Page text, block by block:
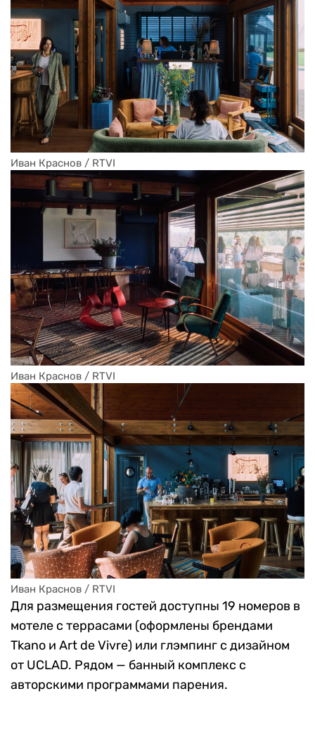
Иван Краснов / RTVI
Иван Краснов / RTVI
Иван Краснов / RTVI
Для размещения гостей доступны 19 номеров в
мотеле с террасами (оформлены брендами
Tkano и Art de Vivre) или глэмпинг с дизайном
от UCLAD. Рядом — банный комплекс с
авторскими программами парения.